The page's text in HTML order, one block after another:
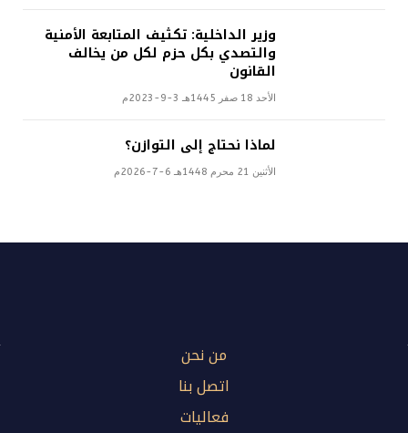
وزير الداخلية: تكثيف المتابعة الأمنية
والتصدي بكل حزم لكل من يخالف
القانون
الأحد 18 صفر 1445هـ 3-9-2023م
لماذا نحتاج إلى التوازن؟
الأثنين 21 محرم 1448هـ 6-7-2026م
من نحن
اتصل بنا
فعاليات